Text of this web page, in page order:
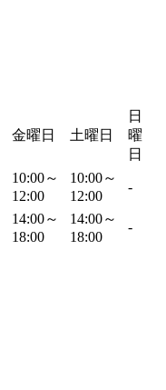
金曜日 土曜日
日
曜
日
10:00～
12:00
10:00～
12:00
-
14:00～
18:00
14:00～
18:00
-